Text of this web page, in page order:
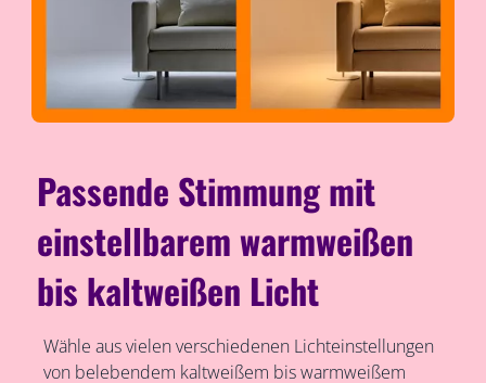
Passende Stimmung mit
einstellbarem warmweißen
bis kaltweißen Licht
Wähle aus vielen verschiedenen Lichteinstellungen
von belebendem kaltweißem bis warmweißem